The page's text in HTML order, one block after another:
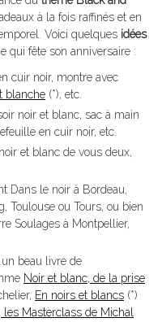
à la fois raffinés et en
Voici quelques idées
qui fête son anniversaire :
cuir noir, montre avec
blanche (*), etc.
noir et blanc, sac à main
en cuir noir, etc.
et blanc de vous deux,
Dans le noir à Bordeau,
Toulouse ou Tours, ou bien
Soulages à Montpellier,
beau livre de
Noir et blanc, de la prise
En noirs et blancs (*)
les Masterclass de Michal